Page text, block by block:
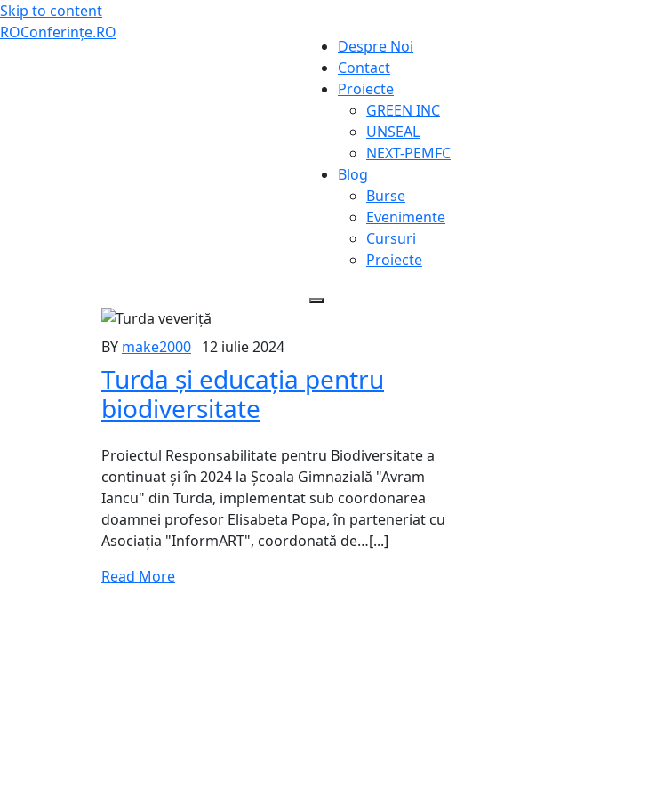
Skip to content
ROConferinţe.RO
Despre Noi
Contact
Proiecte
GREEN INC
UNSEAL
NEXT-PEMFC
Blog
Burse
Evenimente
Cursuri
Proiecte
BY make2000 12 iulie 2024
Turda și educația pentru
biodiversitate
Proiectul Responsabilitate pentru Biodiversitate a
continuat și în 2024 la Școala Gimnazială "Avram
Iancu" din Turda, implementat sub coordonarea
doamnei profesor Elisabeta Popa, în parteneriat cu
Asociația "InformART", coordonată de…[...]
Read More